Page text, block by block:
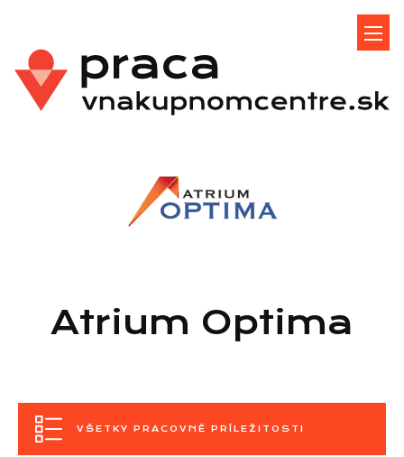
Atrium Optima
VŠETKY PRACOVNÉ PRÍLEŽITOSTI